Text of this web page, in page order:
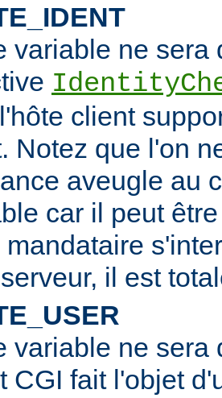
variable ne sera
client
Notez que l'on
aveugle au
car il peut
mandataire
il est
variable ne sera
CGI fait l'objet